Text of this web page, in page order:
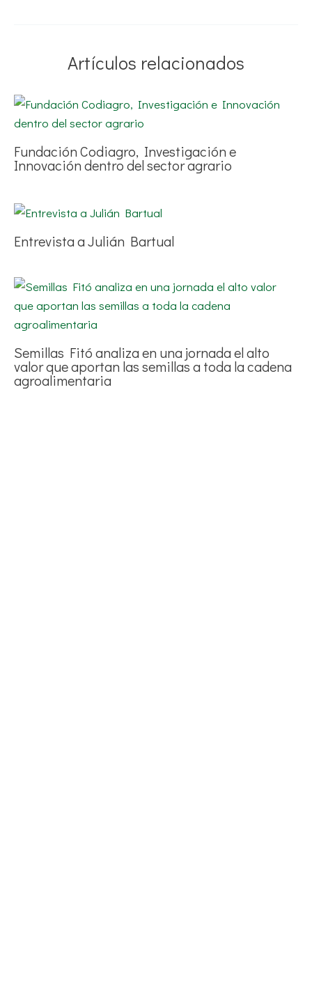
Artículos relacionados
Fundación Codiagro, Investigación e
Innovación dentro del sector agrario
Entrevista a Julián Bartual
Semillas Fitó analiza en una jornada el alto
valor que aportan las semillas a toda la cadena
agroalimentaria